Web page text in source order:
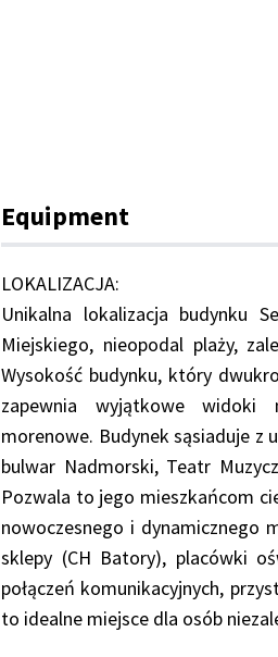
Equipment
LOKALIZACJA:
Unikalna lokalizacja budynku
Miejskiego, nieopodal plaży,
Wysokość budynku, który
zapewnia wyjątkowe widoki
morenowe. Budynek sąsiaduje z
bulwar Nadmorski, Teatr
Pozwala to jego mieszkańcom
nowoczesnego i dynamicznego
sklepy (CH Batory), placówki
połączeń komunikacyjnych,
to idealne miejsce dla osób